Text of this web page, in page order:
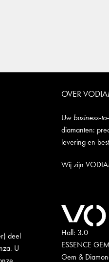
deel
U
OVER
Uw business-
diamanten:
levering en
Wij zijn
Hall: 3.0
ESSENCE
Gem &